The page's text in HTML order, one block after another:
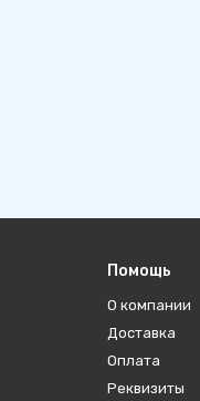
Помощь
О компании
Доставка
Оплата
Реквизиты